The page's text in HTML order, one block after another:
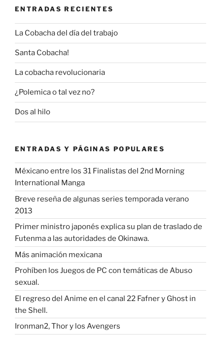
ENTRADAS RECIENTES
La Cobacha del día del trabajo
Santa Cobacha!
La cobacha revolucionaria
¿Polemica o tal vez no?
Dos al hilo
ENTRADAS Y PÁGINAS POPULARES
Méxicano entre los 31 Finalistas del 2nd Morning
International Manga
Breve reseña de algunas series temporada verano
2013
Primer ministro japonés explica su plan de traslado de
Futenma a las autoridades de Okinawa.
Más animación mexicana
Prohíben los Juegos de PC con temáticas de Abuso
sexual.
El regreso del Anime en el canal 22 Fafner y Ghost in
the Shell.
Ironman2, Thor y los Avengers